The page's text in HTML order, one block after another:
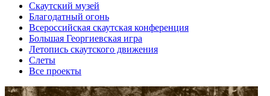
Скаутский музей
Благодатный огонь
Всероссийская скаутская конференция
Большая Георгиевская игра
Летопись скаутского движения
Слеты
Все проекты